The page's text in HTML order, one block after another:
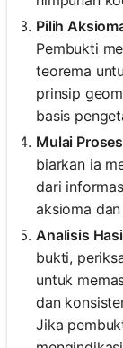
Pilih
Pembukti
teorema
prinsip
basis
Mulai
biarkan ia
dari
aksioma
Analisis
bukti,
untuk
dan
Jika